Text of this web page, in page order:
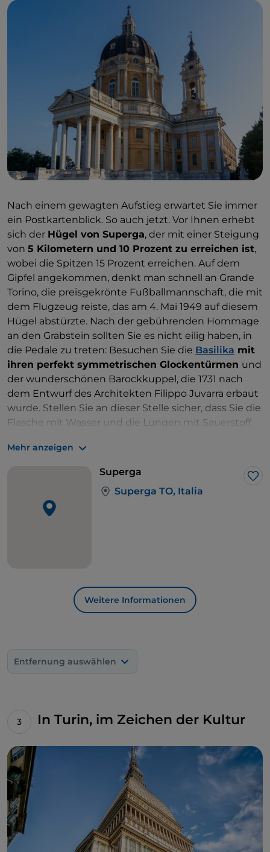
Nach einem gewagten Aufstieg erwartet Sie immer
ein Postkartenblick. So auch jetzt. Vor Ihnen erhebt
sich der Hügel von Superga, der mit einer Steigung
von 5 Kilometern und 10 Prozent zu erreichen ist,
wobei die Spitzen 15 Prozent erreichen. Auf dem
Gipfel angekommen, denkt man schnell an Grande
Torino, die preisgekrönte Fußballmannschaft, die mit
dem Flugzeug reiste, das am 4. Mai 1949 auf diesem
Hügel abstürzte. Nach der gebührenden Hommage
an den Grabstein sollten Sie es nicht eilig haben, in
die Pedale zu treten: Besuchen Sie die Basilika mit
ihren perfekt symmetrischen Glockentürmen und
der wunderschönen Barockkuppel, die 1731 nach
dem Entwurf des Architekten Filippo Juvarra erbaut
wurde. Stellen Sie an dieser Stelle sicher, dass Sie die
Flasche mit Wasser und die Lungen mit Sauerstoff
Sie, der höchste (715 Meter) unter denen mit Blick
auf Turin: ein kürzerer Anstieg als der vorherige, der
jedoch über eine enge Waldstraße führt, mit einem
Gefälle von 20 Prozent.
Mehr anzeigen
Superga
Superga TO, Italia
Weitere Informationen
Entfernung auswählen
In Turin, im Zeichen der Kultur